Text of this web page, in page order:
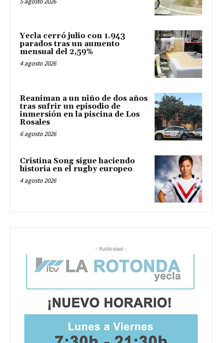
Yecla cerró julio con 1.943
parados tras un aumento
mensual del 2,59%
4 agosto 2026
Reaniman a un niño de dos años
tras sufrir un episodio de
inmersión en la piscina de Los
Rosales
6 agosto 2026
Cristina Song sigue haciendo
historia en el rugby europeo
4 agosto 2026
- Publicidad -